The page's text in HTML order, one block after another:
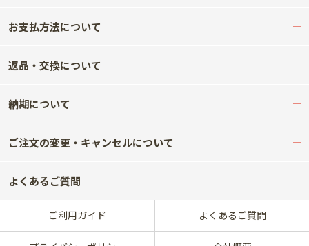
お支払方法について
返品・交換について
納期について
ご注文の変更・キャンセルについて
よくあるご質問
ご利用ガイド よくあるご質問